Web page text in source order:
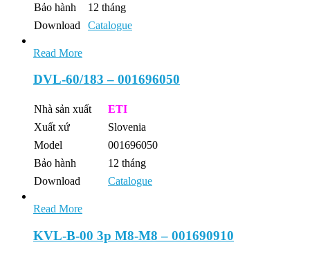
Bảo hành
12 tháng
Download
Catalogue
Read More
DVL-60/183 – 001696050
Nhà sản xuất
ETI
Xuất xứ
Slovenia
Model
001696050
Bảo hành
12 tháng
Download
Catalogue
Read More
KVL-B-00 3p M8-M8 – 001690910